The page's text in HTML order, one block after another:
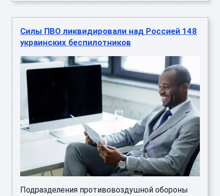
Силы ПВО ликвидировали над Россией 148
украинских беспилотников
Подразделения противовоздушной обороны